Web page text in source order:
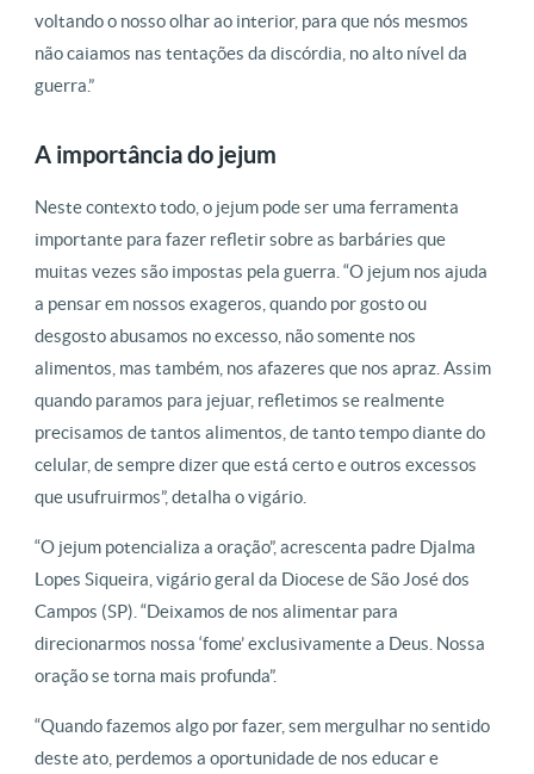
voltando o nosso olhar ao interior, para que nós mesmos
não caiamos nas tentações da discórdia, no alto nível da
guerra.”
A importância do jejum
Neste contexto todo, o jejum pode ser uma ferramenta
importante para fazer refletir sobre as barbáries que
muitas vezes são impostas pela guerra. “O jejum nos ajuda
a pensar em nossos exageros, quando por gosto ou
desgosto abusamos no excesso, não somente nos
alimentos, mas também, nos afazeres que nos apraz. Assim
quando paramos para jejuar, refletimos se realmente
precisamos de tantos alimentos, de tanto tempo diante do
celular, de sempre dizer que está certo e outros excessos
que usufruirmos”, detalha o vigário.
“O jejum potencializa a oração”, acrescenta padre Djalma
Lopes Siqueira, vigário geral da Diocese de São José dos
Campos (SP). “Deixamos de nos alimentar para
direcionarmos nossa ‘fome’ exclusivamente a Deus. Nossa
oração se torna mais profunda”.
“Quando fazemos algo por fazer, sem mergulhar no sentido
deste ato, perdemos a oportunidade de nos educar e